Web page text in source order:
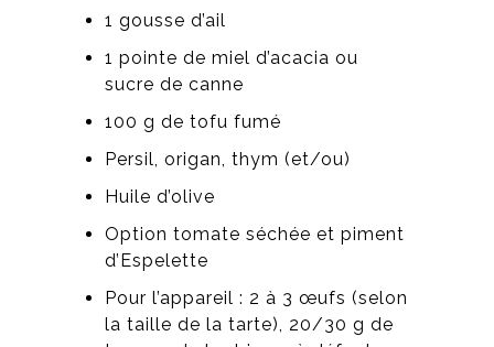
1 gousse d’ail
1 pointe de miel d’acacia ou
sucre de canne
100 g de tofu fumé
Persil, origan, thym (et/ou)
Huile d’olive
Option tomate séchée et piment
d’Espelette
Pour l’appareil : 2 à 3 œufs (selon
la taille de la tarte), 20/30 g de